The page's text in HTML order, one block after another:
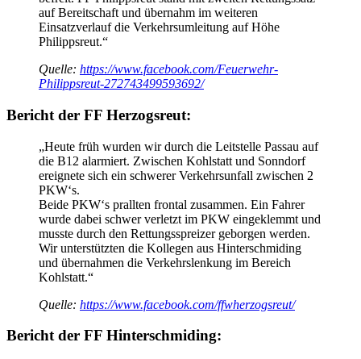
auf Bereitschaft und übernahm im weiteren
Einsatzverlauf die Verkehrsumleitung auf Höhe
Philippsreut.“
Quelle: https://www.facebook.com/Feuerwehr-
Philippsreut-272743499593692/
Bericht der FF Herzogsreut:
„Heute früh wurden wir durch die Leitstelle Passau auf
die B12 alarmiert. Zwischen Kohlstatt und Sonndorf
ereignete sich ein schwerer Verkehrsunfall zwischen 2
PKW‘s.
Beide PKW‘s prallten frontal zusammen. Ein Fahrer
wurde dabei schwer verletzt im PKW eingeklemmt und
musste durch den Rettungsspreizer geborgen werden.
Wir unterstützten die Kollegen aus Hinterschmiding
und übernahmen die Verkehrslenkung im Bereich
Kohlstatt.“
Quelle: https://www.facebook.com/ffwherzogsreut/
Bericht der FF Hinterschmiding: